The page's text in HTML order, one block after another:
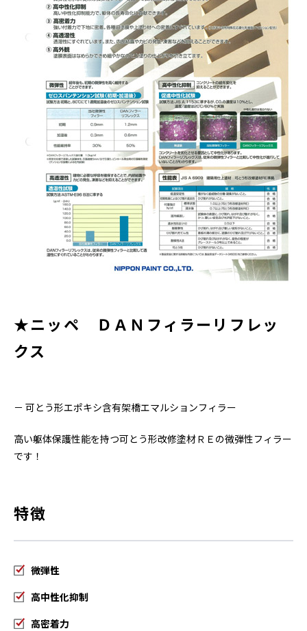
★ニッペ ＤＡＮフィラーリフレッ
クス
－ 可とう形エポキシ含有架橋エマルションフィラー
高い躯体保護性能を持つ可とう形改修塗材ＲＥの微弾性フィラー
です！
特徴
微弾性
高中性化抑制
高密着力